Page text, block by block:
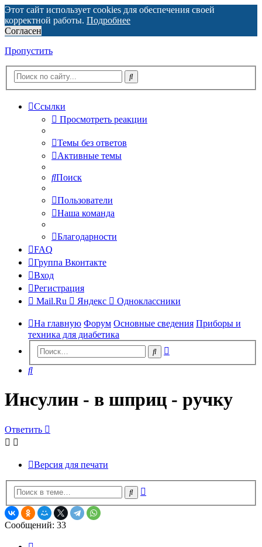
Этот сайт использует cookies для обеспечения своей
корректной работы. Подробнее
Согласен
Пропустить
Ссылки
Просмотреть реакции
Темы без ответов
Активные темы
Поиск
Пользователи
Наша команда
Благодарности
FAQ
Группа Вконтакте
Вход
Регистрация
Mail.Ru
Яндекс Одноклассники
На главную Форум Основные сведения Приборы и
техника для диабетика
Поиск
Поиск
Инсулин - в шприц - ручку
Ответить
Версия для печати
Поиск
Сообщений: 33